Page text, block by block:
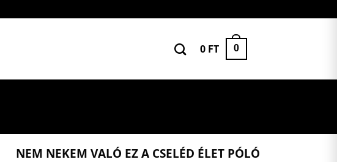
0 FT 0
NEM NEKEM VALÓ EZ A CSELÉD ÉLET PÓLÓ